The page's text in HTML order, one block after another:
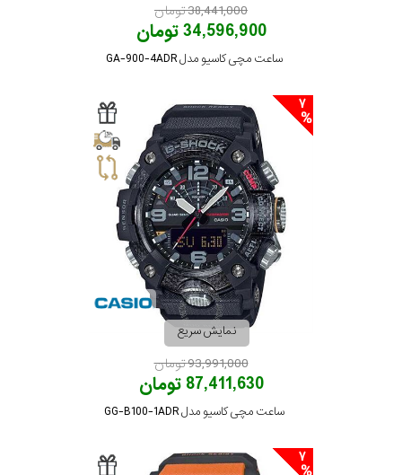
38,441,000 تومان
34,596,900 تومان
ساعت مچی کاسیو مدل GA-900-4ADR
نمایش سریع
93,991,000 تومان
87,411,630 تومان
ساعت مچی کاسیو مدل GG-B100-1ADR